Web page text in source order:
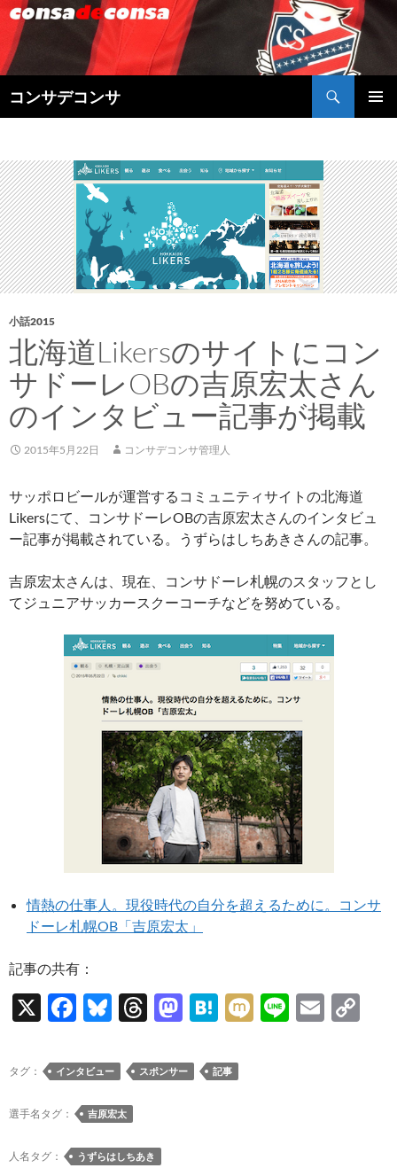
コンサデコンサ
索
ン
ツ
へ
ス
キ
ッ
プ
小話2015
北海道Likersのサイトにコン
サドーレOBの吉原宏太さん
のインタビュー記事が掲載
2015年5月22日 コンサデコンサ管理人
サッポロビールが運営するコミュニティサイトの北海道
Likersにて、コンサドーレOBの吉原宏太さんのインタビュ
ー記事が掲載されている。うずらはしちあきさんの記事。
吉原宏太さんは、現在、コンサドーレ札幌のスタッフとし
てジュニアサッカースクーコーチなどを努めている。
情熱の仕事人。現役時代の自分を超えるために。コンサ
ドーレ札幌OB「吉原宏太」
記事の共有：
X
F
e
o
o
Bl
es
y
T
e
M
to
H
e
M Li
E
タグ： インタビュー スポンサー 記事
選手名タグ： 吉原宏太
人名タグ： うずらはしちあき